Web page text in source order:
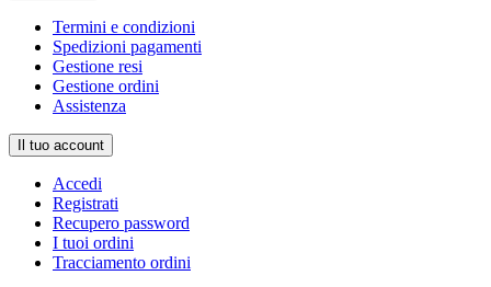
Termini e condizioni
Spedizioni pagamenti
Gestione resi
Gestione ordini
Assistenza
Il tuo account
Accedi
Registrati
Recupero password
I tuoi ordini
Tracciamento ordini